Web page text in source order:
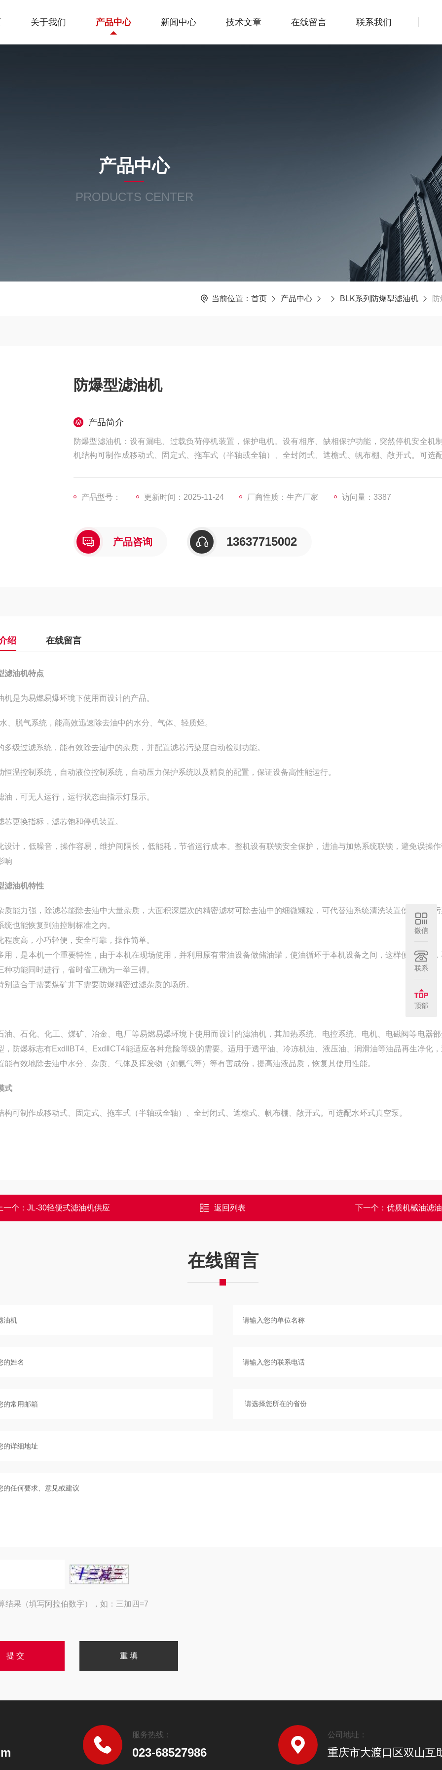
关于我们 产品中心 新闻中心 技术文章 在线留言 联系我们
产品中心
PRODUCTS CENTER
当前位置： 首页 产品中心 BLK系列防爆型滤油机
防爆型滤油机
产品简介
防爆型滤油机：设有漏电、过载负荷停机装置，保护电机。设有相序、缺相保护功能，突然停机安全机
机结构可制作成移动式、固定式、拖车式（半轴或全轴）、全封闭式、遮檐式、帆布棚、敞开式。可选
产品型号： 更新时间：2025-11-24 厂商性质：生产厂家 访问量：3387
产品咨询 13637715002
绍 在线留言
滤油机特点
机是为易燃易爆环境下使用而设计的产品。
、脱气系统，能高效迅速除去油中的水分、气体、轻质烃。
多级过滤系统，能有效除去油中的杂质，并配置滤芯污染度自动检测功能。
恒温控制系统，自动液位控制系统，自动压力保护系统以及精良的配置，保证设备高性能运行。
油，可无人运行，运行状态由指示灯显示。
芯更换指标，滤芯饱和停机装置。
设计，低噪音，操作容易，维护间隔长，低能耗，节省运行成本。整机设有联锁安全保护，进油与加热系统联锁，避免误操
响
滤油机特性
质能力强，除滤芯能除去油中大量杂质，大面积深层次的精密滤材可除去油中的细微颗粒，可代替油系统清洗装置使用，使
统也能恢复到油控制标准之内。
程度高，小巧轻便，安全可靠，操作简单。
用，是本机一个重要特性，由于本机在现场使用，并利用原有带油设备做储油罐，使油循环于本机设备之间，这样便使滤油
种功能同时进行，省时省工确为一举三得。
别适合于需要煤矿井下需要防爆精密过滤杂质的场所。
油、石化、化工、煤矿、冶金、电厂等易燃易爆环境下使用而设计的滤油机，其加热系统、电控系统、电机、电磁阀等电器
，防爆标志有ExdⅡBT4、ExdⅡCT4能适应各种危险等级的需要。适用于透平油、冷冻机油、液压油、润滑油等油品再生净化
能有效地除去油中水分、杂质、气体及挥发物（如氨气等）等有害成份，提高油液品质，恢复其使用性能。
式
构可制作成移动式、固定式、拖车式（半轴或全轴）、全封闭式、遮檐式、帆布棚、敞开式。可选配水环式真空泵。
一个： JL-30轻便式滤油机供应 返回列表 下一个： 优质机械油滤
在线留言
结果（填写阿拉伯数字），如：三加四=7
服务热线：
023-68527986
公司地址：
重庆市大渡口区双山互
微信
联系
顶部